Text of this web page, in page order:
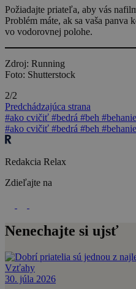
Požiadajte priateľa, aby vás
Problém máte, ak sa vaša panva
vo vodorovnej polohe.
Zdroj: Running
Foto: Shutterstock
2/2
Predchádzajúca strana
#ako cvičiť #bedrá #beh #behanie
#ako cvičiť #bedrá #beh #behanie
Redakcia Relax
Zdieľajte na
Nenechajte si ujsť
Vzťahy
30. júla 2026